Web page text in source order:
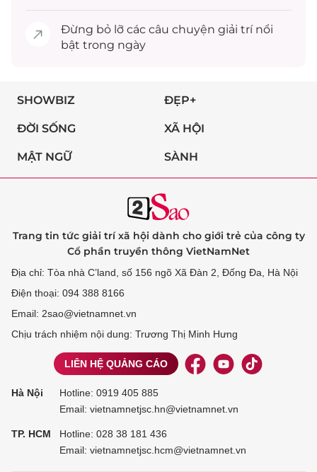
Đừng bỏ lỡ các câu chuyện giải trínổi
bật trong ngày
SHOWBIZ ĐẸP+
ĐỜI SỐNG XÃ HỘI
MẬT NGỮ SÀNH
Trang tin tức giải trí xã hội dành cho giới trẻ của công ty
Cổ phần truyền thông VietNamNet
Địa chỉ: Tòa nhà C’land, số 156 ngõ Xã Đàn 2, Đống Đa, Hà Nội
Điện thoại: 094 388 8166
Email: 2sao@vietnamnet.vn
Chịu trách nhiệm nội dung: Trương Thị Minh Hưng
LIÊN HỆ QUẢNG CÁO
Hà Nội Hotline: 0919 405 885
Email: vietnamnetjsc.hn@vietnamnet.vn
TP. HCM Hotline: 028 38 181 436
Email: vietnamnetjsc.hcm@vietnamnet.vn